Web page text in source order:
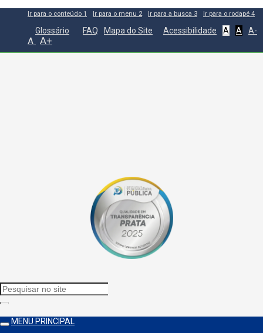
Ir para o conteúdo 1 Ir para o menu 2 Ir para a busca 3 Ir para o rodapé 4
Glossário FAQ Mapa do Site Acessibilidade A A A-
A A+
MENU PRINCIPAL